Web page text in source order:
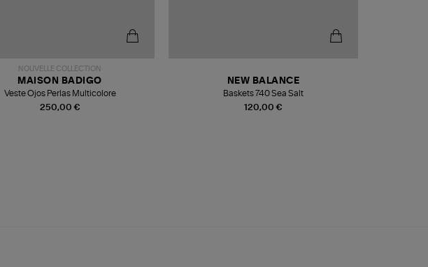
NOUVELLE COLLECTION
250,00 €
MAISON BADIGO
Veste Ojos Perlas Multicolore
120,00 €
NEW BALANCE
Baskets 740 Sea Salt